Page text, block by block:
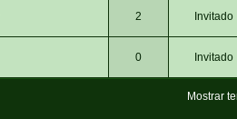
2 Invitado
0 Invitado
Mostrar